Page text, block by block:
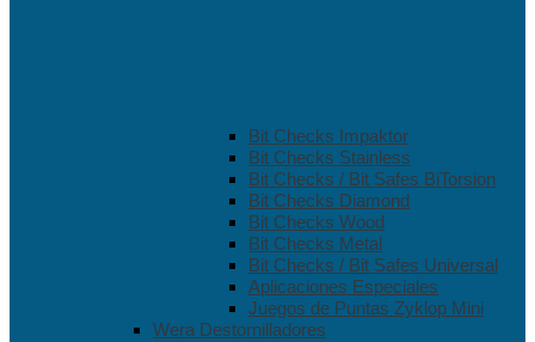
Bit Checks Impaktor
Bit Checks Stainless
Bit Checks / Bit Safes BiTorsion
Bit Checks Diamond
Bit Checks Wood
Bit Checks Metal
Bit Checks / Bit Safes Universal
Aplicaciones Especiales
Juegos de Puntas Zyklop Mini
Wera Destornilladores